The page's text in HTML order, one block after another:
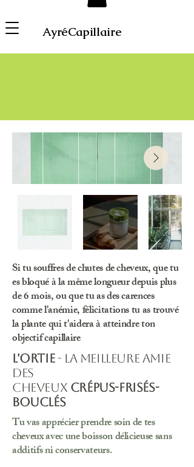
AyréCapillaire
Si tu souffres de chutes de cheveux, que tu
es bloqué à la même longueur depuis plus
de 6 mois, ou que tu as des carences
comme l'anémie, félicitations tu as trouvé
la plante qui t'aidera à atteindre ton
objectif capillaire
L'ortie- la meilleure amie
des
cheveux crépus-frisés-
bouclés
Tu vas apprécier prendre soin de tes
cheveux avec une boisson délicieuse sans
additifs ni conservateurs.